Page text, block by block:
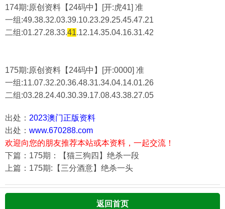
174期:原创资料【24码中】[开:虎41] 准
一组:49.38.32.03.39.10.23.29.25.45.47.21
二组:01.27.28.33.41.12.14.35.04.16.31.42
175期:原创资料【24码中】[开:0000] 准
一组:11.07.32.20.36.48.31.34.04.14.01.26
二组:03.28.24.40.30.39.17.08.43.38.27.05
出处： 2023澳门正版资料
出处： www.670288.com
欢迎向您的朋友推荐本站或本资料，一起交流！
下篇：175期：【猫三狗四】绝杀一段
上篇：175期:【三分酒意】绝杀一头
返回首页